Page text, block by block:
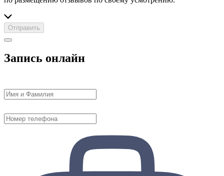
Отправить
Запись онлайн